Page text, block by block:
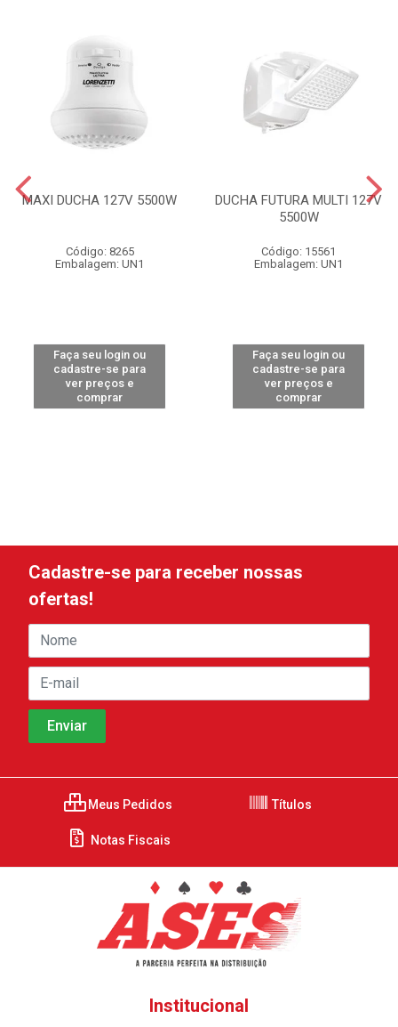
MAXI DUCHA 127V 5500W
Código: 8265
Embalagem: UN1
Faça seu login ou
cadastre-se para
ver preços e
comprar
DUCHA FUTURA MULTI 127V
5500W
Código: 15561
Embalagem: UN1
Faça seu login ou
cadastre-se para
ver preços e
comprar
Cadastre-se para receber nossas
ofertas!
Meus Pedidos Títulos
Notas Fiscais
Institucional